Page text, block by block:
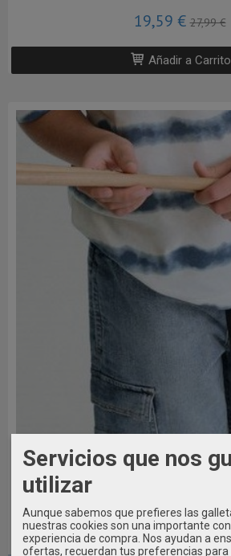
19,59 €27,99 €
Añadir a Carrito
Servicios que nos
utilizar
Aunque sabemos que prefieres las
nuestras cookies son una importante
experiencia de compra. Nos ayudan a
ofertas, recuerdan tus preferencias